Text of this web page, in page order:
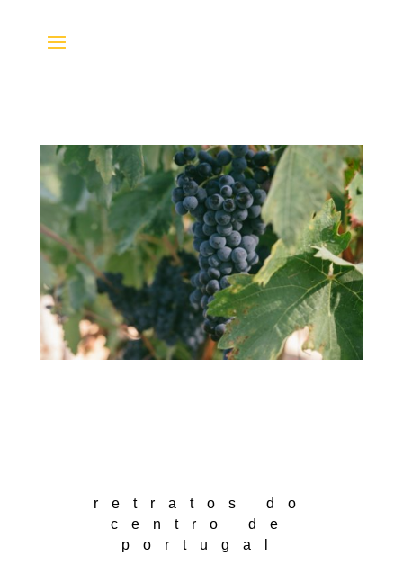
retratos do
centro de
portugal